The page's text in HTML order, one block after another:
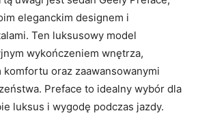
eleganckim ‍designem i
Ten luksusowy model
wykończeniem wnętrza,
oraz zaawansowanymi
Preface to idealny‍ wybór dla
luksus i wygodę podczas jazdy.